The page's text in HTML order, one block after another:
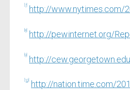
[7] http://www.nytimes.com/
[8] http://pewinternet.org/
[9] http://
[10] http://nation.time.com/